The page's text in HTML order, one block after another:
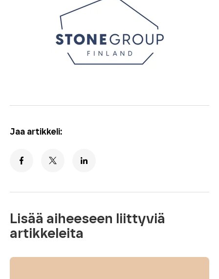
Jaa artikkeli:
Lisää aiheeseen liittyviä
artikkeleita